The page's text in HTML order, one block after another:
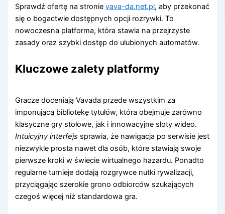
Sprawdź ofertę na stronievava-da.net.pl, aby przekonać
się o bogactwie dostępnych opcji rozrywki. To
nowoczesna platforma, która stawia na przejrzyste
zasady oraz szybki dostęp do ulubionych automatów.
Kluczowe zalety platformy
Gracze doceniają Vavada przede wszystkim za
imponującą bibliotekę tytułów, która obejmuje zarówno
klasyczne gry stołowe, jak i innowacyjne sloty wideo.
Intuicyjny interfejs sprawia, że nawigacja po serwisie jest
niezwykle prosta nawet dla osób, które stawiają swoje
pierwsze kroki w świecie wirtualnego hazardu. Ponadto
regularne turnieje dodają rozgrywce nutki rywalizacji,
przyciągając szerokie grono odbiorców szukających
czegoś więcej niż standardowa gra.